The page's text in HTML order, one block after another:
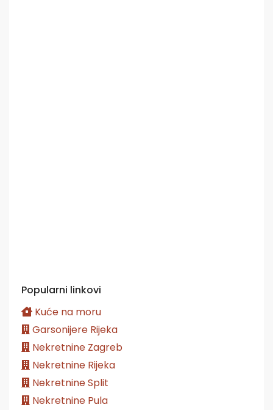
Popularni linkovi
Kuće na moru
Garsonijere Rijeka
Nekretnine Zagreb
Nekretnine Rijeka
Nekretnine Split
Nekretnine Pula